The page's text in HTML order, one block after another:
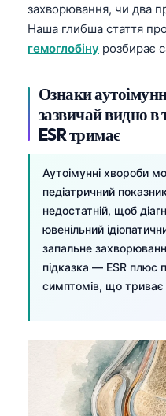
захворювання, чи два
Наша глибша стаття про
гемоглобіну розбирає
Ознаки
зазвичай видно в
ESR тримає
Аутоімунні хвороби
педіатричний
недостатній, щоб
ювенільний
запальне
підказка — ESR плюс
симптомів, що
ພາສາລາວ
Basa Jawa
Cebuano
Кыргызча
Татар теле
Esperanto
Frysk
Norsk bokmål